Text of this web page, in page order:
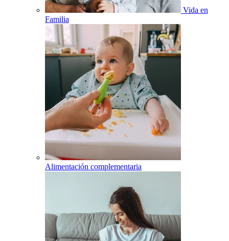
Vida en
Familia
Alimentación complementaria